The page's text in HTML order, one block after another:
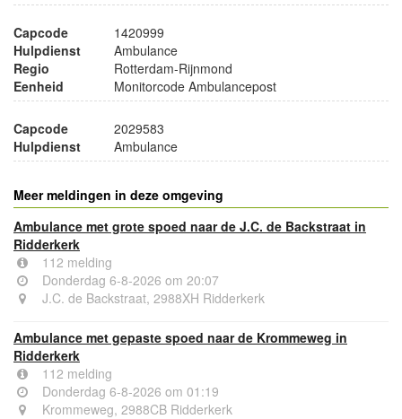
Capcode
1420999
Hulpdienst
Ambulance
Regio
Rotterdam-Rijnmond
Eenheid
Monitorcode Ambulancepost
Capcode
2029583
Hulpdienst
Ambulance
Meer meldingen in deze omgeving
Ambulance met grote spoed naar de J.C. de Backstraat in
Ridderkerk
112 melding
Donderdag 6-8-2026 om 20:07
J.C. de Backstraat, 2988XH Ridderkerk
Ambulance met gepaste spoed naar de Krommeweg in
Ridderkerk
112 melding
Donderdag 6-8-2026 om 01:19
Krommeweg, 2988CB Ridderkerk